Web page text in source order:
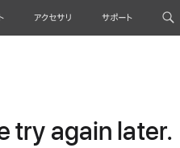
アクセサリ サポート
try again later.